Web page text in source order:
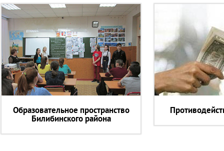
Образовательное пространство
Билибинского района